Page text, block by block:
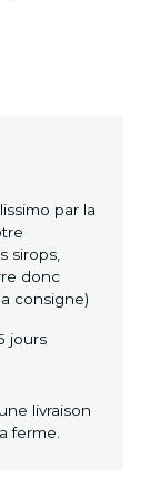
par la
sirops,
donc
consigne)
jours
livraison
ferme.